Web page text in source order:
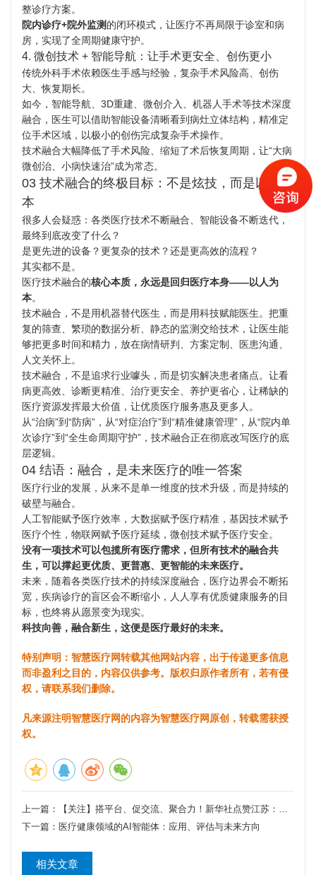
整诊疗方案。
院内诊疗+院外监测的闭环模式，让医疗不再局限于诊室和病
房，实现了全周期健康守护。
4. 微创技术 + 智能导航：让手术更安全、创伤更小
传统外科手术依赖医生手感与经验，复杂手术风险高、创伤
大、恢复期长。
如今，智能导航、3D重建、微创介入、机器人手术等技术深度
融合，医生可以借助智能设备清晰看到病灶立体结构，精准定
位手术区域，以极小的创伤完成复杂手术操作。
技术融合大幅降低了手术风险、缩短了术后恢复周期，让“大病
微创治、小病快速治”成为常态。
03 技术融合的终极目标：不是炫技，而是以人为
本
很多人会疑惑：各类医疗技术不断融合、智能设备不断迭代，
最终到底改变了什么？
是更先进的设备？更复杂的技术？还是更高效的流程？
其实都不是。
医疗技术融合的核心本质，永远是回归医疗本身——以人为
本。
技术融合，不是用机器替代医生，而是用科技赋能医生。把重
复的筛查、繁琐的数据分析、静态的监测交给技术，让医生能
够把更多时间和精力，放在病情研判、方案定制、医患沟通、
人文关怀上。
技术融合，不是追求行业噱头，而是切实解决患者痛点。让看
病更高效、诊断更精准、治疗更安全、养护更省心，让稀缺的
医疗资源发挥最大价值，让优质医疗服务惠及更多人。
从“治病”到“防病”，从“对症治疗”到“精准健康管理”，从“院内单
次诊疗”到“全生命周期守护”，技术融合正在彻底改写医疗的底
层逻辑。
04 结语：融合，是未来医疗的唯一答案
医疗行业的发展，从来不是单一维度的技术升级，而是持续的
破壁与融合。
人工智能赋予医疗效率，大数据赋予医疗精准，基因技术赋予
医疗个性，物联网赋予医疗延续，微创技术赋予医疗安全。
没有一项技术可以包揽所有医疗需求，但所有技术的融合共
生，可以撑起更优质、更普惠、更智能的未来医疗。
未来，随着各类医疗技术的持续深度融合，医疗边界会不断拓
宽，疾病诊疗的盲区会不断缩小，人人享有优质健康服务的目
标，也终将从愿景变为现实。
科技向善，融合新生，这便是医疗最好的未来。
特别声明：智慧医疗网转载其他网站内容，出于传递更多信息
而非盈利之目的，内容仅供参考。版权归原作者所有，若有侵
权，请联系我们删除。
凡来源注明智慧医疗网的内容为智慧医疗网原创，转载需获授
权。
上一篇：
【关注】搭平台、促交流、聚合力！新华社点赞江苏：以高质量数据促“AI+医疗健康”融合创新
下一篇： 医疗健康领域的AI智能体：应用、评估与未来方向
相关文章